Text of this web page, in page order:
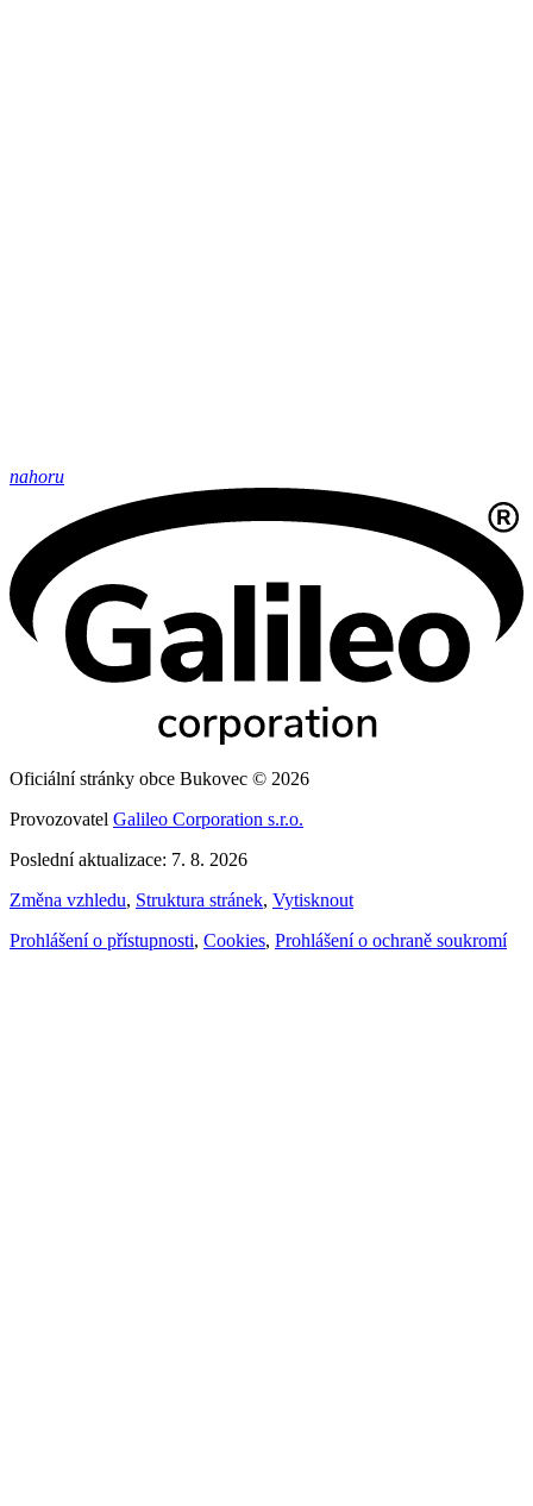
nahoru
Oficiální stránky obce Bukovec © 2026
Provozovatel Galileo Corporation s.r.o.
Poslední aktualizace: 7. 8. 2026
Změna vzhledu, Struktura stránek, Vytisknout
Prohlášení o přístupnosti, Cookies, Prohlášení o ochraně soukromí